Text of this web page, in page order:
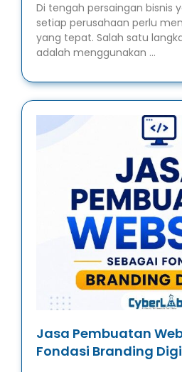
Di tengah persaingan bisnis
setiap perusahaan perlu
yang tepat. Salah satu
adalah menggunakan …
Jasa Pembuatan
Fondasi Branding